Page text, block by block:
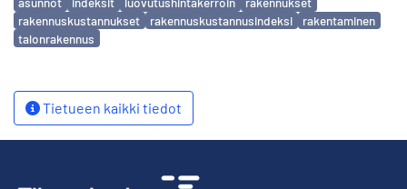
rakennuskustannukset
rakennuskustannusindeksi
rakentaminen
talonrakennus
Tietueen kaikki tiedot